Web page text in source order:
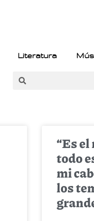
Literatura
“Es
todo
mi
los